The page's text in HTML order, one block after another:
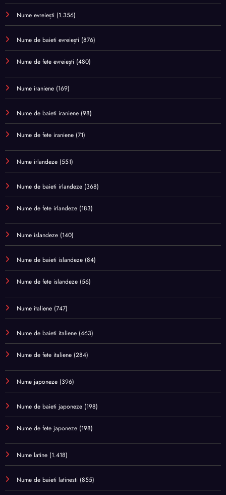
Nume evreiești (1.356)
Nume de baieti evreiești (876)
Nume de fete evreiești (480)
Nume iraniene (169)
Nume de baieti iraniene (98)
Nume de fete iraniene (71)
Nume irlandeze (551)
Nume de baieti irlandeze (368)
Nume de fete irlandeze (183)
Nume islandeze (140)
Nume de baieti islandeze (84)
Nume de fete islandeze (56)
Nume italiene (747)
Nume de baieti italiene (463)
Nume de fete italiene (284)
Nume japoneze (396)
Nume de baieti japoneze (198)
Nume de fete japoneze (198)
Nume latine (1.418)
Nume de baieti latinesti (855)